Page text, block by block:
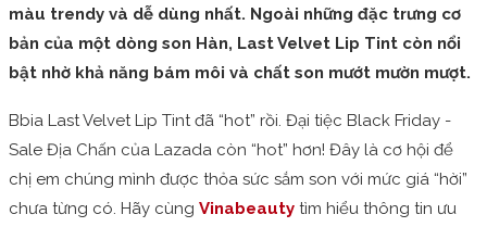
màu trendy và dễ dùng nhất. Ngoài những đặc trưng cơ
bản của một dòng son Hàn, Last Velvet Lip Tint còn nổi
bật nhờ khả năng bám môi và chất son mướt mườn mượt.
Bbia Last Velvet Lip Tint đã “hot” rồi. Đại tiệc Black Friday -
Sale Địa Chấn của Lazada còn “hot” hơn! Đây là cơ hội để
chị em chúng mình được thỏa sức sắm son với mức giá “hời”
chưa từng có. Hãy cùng Vinabeauty tìm hiểu thông tin ưu